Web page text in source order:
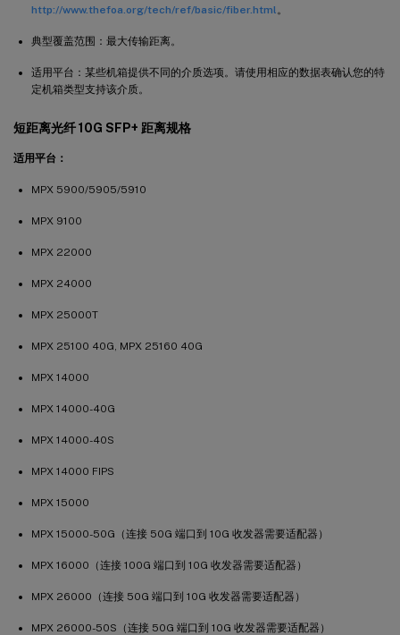
http://www.thefoa.org/tech/ref/basic/fiber.html 。
典型覆盖范围：最大传输距离。
适用平台：某些机箱提供不同的介质选项。请使用相应的数据表确认您的特
定机箱类型支持该介质。
短距离光纤 10G SFP+ 距离规格
适用平台：
MPX 5900/5905/5910
MPX 9100
MPX 22000
MPX 24000
MPX 25000T
MPX 25100 40G, MPX 25160 40G
MPX 14000
MPX 14000-40G
MPX 14000-40S
MPX 14000 FIPS
MPX 15000
MPX 15000-50G（连接 50G 端口到 10G 收发器需要适配器）
MPX 16000（连接 100G 端口到 10G 收发器需要适配器）
MPX 26000（连接 50G 端口到 10G 收发器需要适配器）
MPX 26000-50S（连接 50G 端口到 10G 收发器需要适配器）